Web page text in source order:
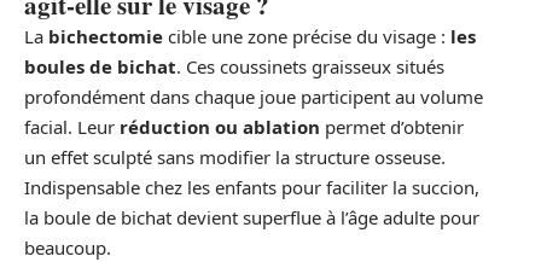
La bichectomie cible une zone précise du visage : les
boules de bichat. Ces coussinets graisseux situés
profondément dans chaque joue participent au volume
facial. Leur réduction ou ablation permet d’obtenir
un effet sculpté sans modifier la structure osseuse.
Indispensable chez les enfants pour faciliter la succion,
la boule de bichat devient superflue à l’âge adulte pour
beaucoup.